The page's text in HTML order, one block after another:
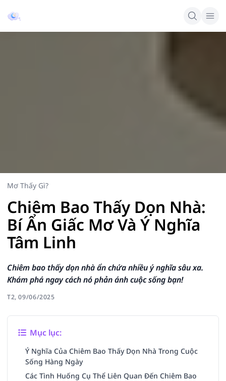
Mơ Thấy Gì?
Chiêm Bao Thấy Dọn Nhà:
Bí Ẩn Giấc Mơ Và Ý Nghĩa
Tâm Linh
Chiêm bao thấy dọn nhà ẩn chứa nhiều ý nghĩa sâu xa.
Khám phá ngay cách nó phản ánh cuộc sống bạn!
T2, 09/06/2025
Mục lục:
Ý Nghĩa Của Chiêm Bao Thấy Dọn Nhà Trong Cuộc
Sống Hàng Ngày
Các Tình Huống Cụ Thể Liên Quan Đến Chiêm Bao